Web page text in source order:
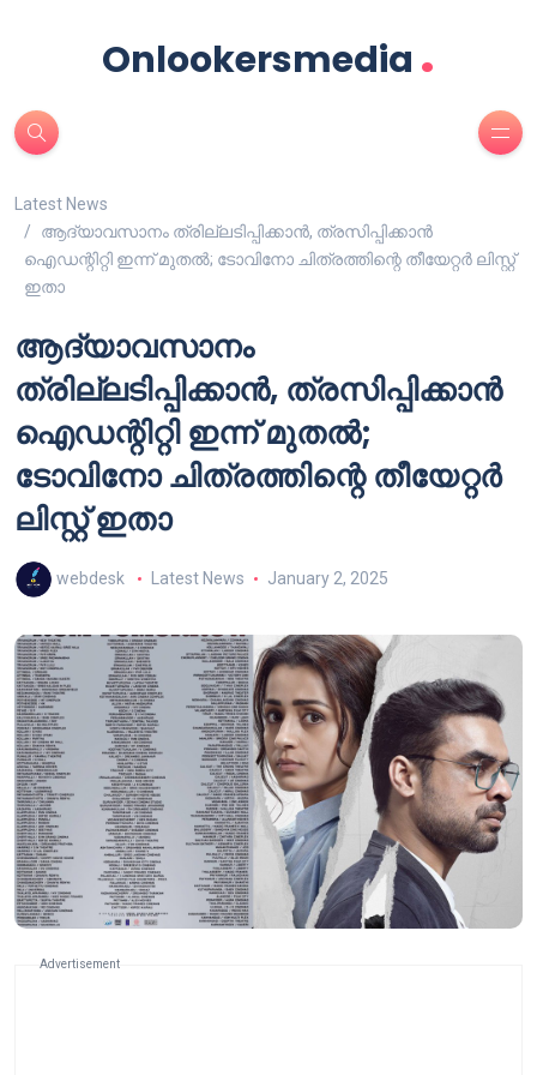
Onlookersmedia .
Latest News
ആദ്യാവസാനം ത്രില്ലടിപ്പിക്കാൻ, ത്രസിപ്പിക്കാൻ
ഐഡന്റിറ്റി ഇന്ന് മുതൽ; ടോവിനോ ചിത്രത്തിന്റെ തീയേറ്റർ ലിസ്റ്റ്
ഇതാ
ആദ്യാവസാനം
ത്രില്ലടിപ്പിക്കാൻ, ത്രസിപ്പിക്കാൻ
ഐഡന്റിറ്റി ഇന്ന് മുതൽ;
ടോവിനോ ചിത്രത്തിന്റെ തീയേറ്റർ
ലിസ്റ്റ് ഇതാ
webdesk Latest News January 2, 2025
Advertisement